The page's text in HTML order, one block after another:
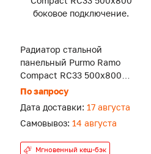
Радиатор стальной
панельный Purmo Ramo
Compact RC33 500x800
боковое подключение.
По запросу
Дата доставки: 17 августа
Самовывоз: 14 августа
Мгновенный кеш-бэк